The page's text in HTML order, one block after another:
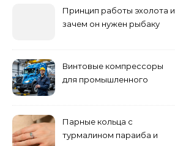
Принцип работы эхолота и
зачем он нужен рыбаку
Винтовые компрессоры
для промышленного
Парные кольца с
турмалином параиба и